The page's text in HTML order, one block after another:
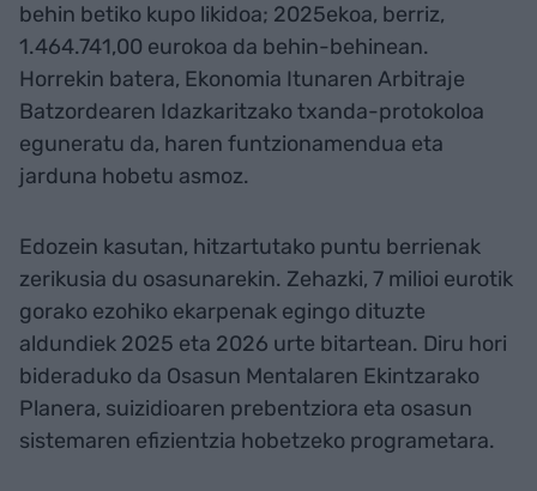
behin betiko kupo likidoa; 2025ekoa, berriz,
1.464.741,00 eurokoa da behin-behinean.
Horrekin batera, Ekonomia Itunaren Arbitraje
Batzordearen Idazkaritzako txanda-protokoloa
eguneratu da, haren funtzionamendua eta
jarduna hobetu asmoz.
Edozein kasutan, hitzartutako puntu berrienak
zerikusia du osasunarekin. Zehazki, 7 milioi eurotik
gorako ezohiko ekarpenak egingo dituzte
aldundiek 2025 eta 2026 urte bitartean. Diru hori
bideraduko da Osasun Mentalaren Ekintzarako
Planera, suizidioaren prebentziora eta osasun
sistemaren efizientzia hobetzeko programetara.